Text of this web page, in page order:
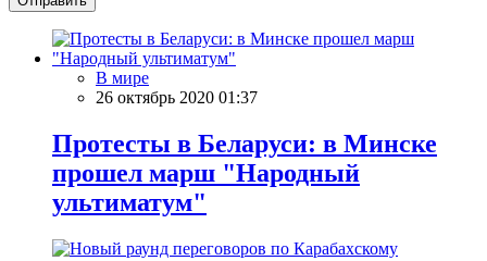
В мире
26 октябрь 2020 01:37
Протесты в Беларуси: в Минске
прошел марш "Народный
ультиматум"